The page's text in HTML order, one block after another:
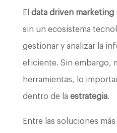
El data driven marketing
sin un ecosistema
gestionar y analizar la
eficiente. Sin embargo,
herramientas, lo
dentro de la estrategia.
Entre las soluciones